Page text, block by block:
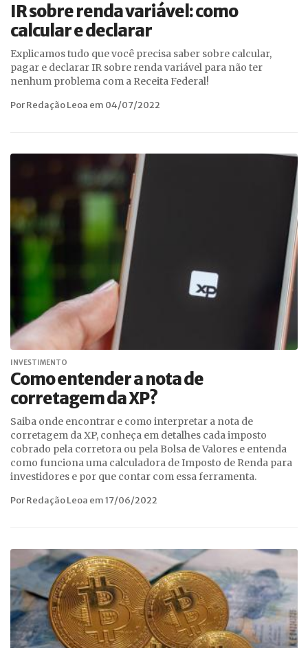
IR sobre renda variável: como
calcular e declarar
Explicamos tudo que você precisa saber sobre calcular,
pagar e declarar IR sobre renda variável para não ter
nenhum problema com a Receita Federal!
Por Redação Leoa em 04/07/2022
INVESTIMENTO
Como entender a nota de
corretagem da XP?
Saiba onde encontrar e como interpretar a nota de
corretagem da XP, conheça em detalhes cada imposto
cobrado pela corretora ou pela Bolsa de Valores e entenda
como funciona uma calculadora de Imposto de Renda para
investidores e por que contar com essa ferramenta.
Por Redação Leoa em 17/06/2022